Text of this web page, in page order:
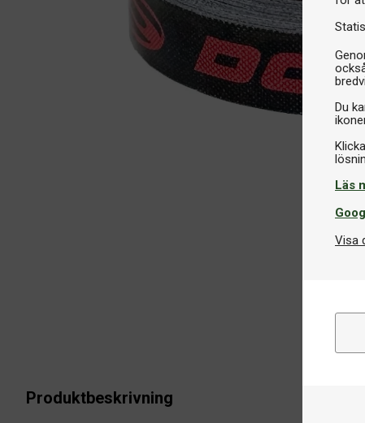
Du
Läs
Visa
Produktbeskrivning